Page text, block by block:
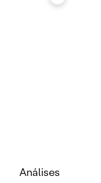
Análises